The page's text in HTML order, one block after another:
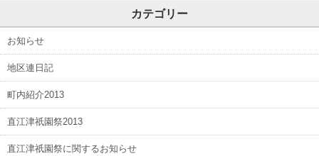
カテゴリー
お知らせ
地区連日記
町内紹介2013
直江津祇園祭2013
直江津祇園祭に関するお知らせ